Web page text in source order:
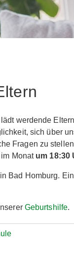
werdende
sich über
Fragen zu
Monat um 18:30
in Bad Homburg.
Geburtshilfe.